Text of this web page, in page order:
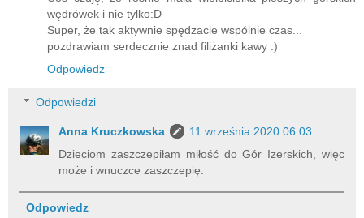
wędrówek i nie tylko:D
Super, że tak aktywnie spędzacie wspólnie czas...
pozdrawiam serdecznie znad filiżanki kawy :)
Odpowiedz
Odpowiedzi
Anna Kruczkowska
11 września 2020 06:03
Dzieciom zaszczepiłam miłość do Gór Izerskich, więc
może i wnuczce zaszczepię.
Odpowiedz